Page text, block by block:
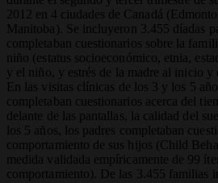
2012 en 4 ciudades de Canadá
Manitoba). Se incluyeron 3.455 díadas
completaban cuestionarios sobre la
niño (estatus socioeconómico, etnia,
y el niño, y estrés de la madre al inicio y
En las visitas clínicas de los 3 y los 5
completaban cuestionarios acerca del
delante de las pantallas, la calidad del
los 5 años, los padres completaban
comportamiento de sus hijos (Child
medida validada empíricamente de 99
comportamiento). De las 3.455 familias